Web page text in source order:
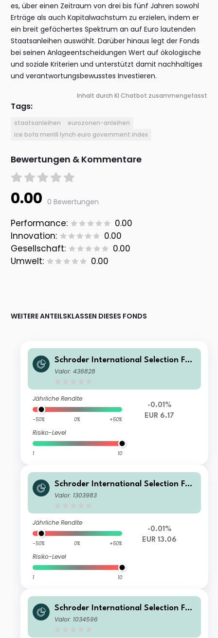
es, über einen Zeitraum von drei bis fünf Jahren sowohl
Erträge als auch Kapitalwachstum zu erzielen, indem er
ein breit gefächertes Spektrum an auf Euro lautenden
Staatsanleihen auswählt. Darüber hinaus legt der Fonds
bei seinen Anlageentscheidungen Wert auf ökologische
und soziale Kriterien und unterstützt damit nachhaltiges
und verantwortungsbewusstes Investieren.
Inhalt durch KI Chatbot zusammengefasst
Tags:
staatsanleihen
eurozonen-anleihen
ice bofa merrill lynch euro government index
Bewertungen & Kommentare
0.00 0 Bewertungen
Performance:
0.00
Innovation:
0.00
Gesellschaft:
0.00
Umwelt:
0.00
WEITERE ANTEILSKLASSEN DIESES FONDS
Schroder International Selection Fun
d EURO Government Bond C Distrib
Valor: 436828
Jährliche Rendite
-50% 0% +50%
Risiko-Level
1 10
-0.01%
EUR 6.17
Schroder International Selection Fun
d EURO Government Bond I Accumul
Valor: 1303983
Jährliche Rendite
-50% 0% +50%
Risiko-Level
1 10
-0.01%
EUR 13.06
Schroder International Selection Fun
d EURO Government Bond B Accum
Valor: 1034596